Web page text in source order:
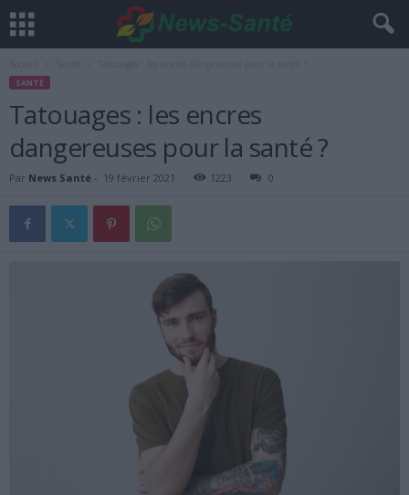
SANTÉ
Tatouages : les encres
dangereuses pour la santé ?
Par News Santé - 19 février 2021 1223 0